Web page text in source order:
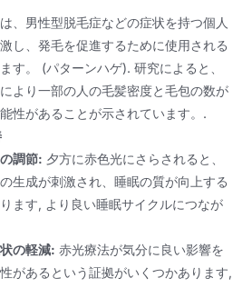
、男性型脱毛症などの症状を持つ個人
し、発毛を促進するために使用される
す。 (パターンハゲ). 研究によると、
より一部の人の毛髪密度と毛包の数が
性があることが示されています。.
調節: 夕方に赤色光にさらされると、
生成が刺激され、睡眠の質が向上する
ます, より良い睡眠サイクルにつなが
の軽減: 赤光療法が気分に良い影響を
があるという証拠がいくつかあります,